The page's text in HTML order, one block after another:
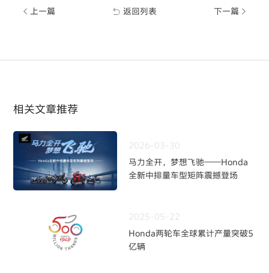
上一篇 返回列表 下一篇
相关文章推荐
2026-03-30
马力全开，梦想飞驰——Honda
全新中排量车型矩阵震撼登场
2025-05-22
Honda两轮车全球累计产量突破5
亿辆